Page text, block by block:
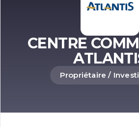
CENTRE
Propriétaire /